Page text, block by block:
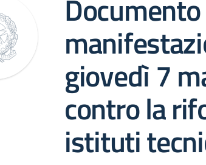
giovedì 7
contro la
istituti